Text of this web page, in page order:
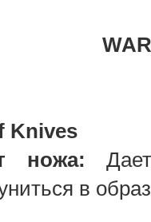
Knives
ножа:
в